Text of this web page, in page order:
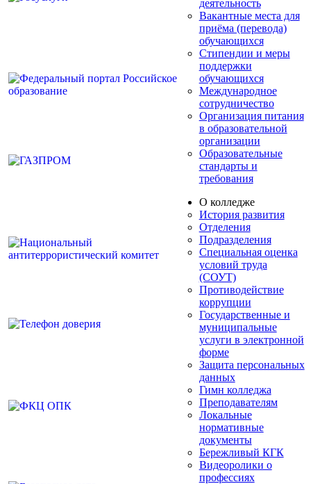
деятельность
Вакантные места для
приёма (перевода)
обучающихся
Стипендии и меры
поддержки
обучающихся
Международное
сотрудничество
Организация питания
в образовательной
организации
Образовательные
стандарты и
требования
О колледже
История развития
Отделения
Подразделения
Специальная оценка
условий труда
(СОУТ)
Противодействие
коррупции
Государственные и
муниципальные
услуги в электронной
форме
Защита персональных
данных
Гимн колледжа
Преподавателям
Локальные
нормативные
документы
Бережливый КГК
Видеоролики о
профессиях